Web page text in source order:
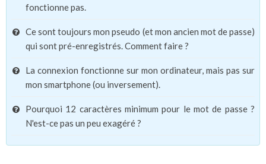
fonctionne pas.
Ce sont toujours mon pseudo (et mon ancien mot de passe)
qui sont pré-enregistrés. Comment faire ?
La connexion fonctionne sur mon ordinateur, mais pas sur
mon smartphone (ou inversement).
Pourquoi 12 caractères minimum pour le mot de passe ?
N'est-ce pas un peu exagéré ?